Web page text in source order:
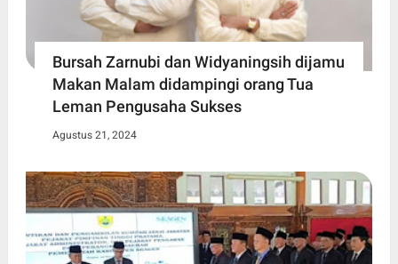
Bursah Zarnubi dan Widyaningsih dijamu
Makan Malam didampingi orang Tua
Leman Pengusaha Sukses
Agustus 21, 2024